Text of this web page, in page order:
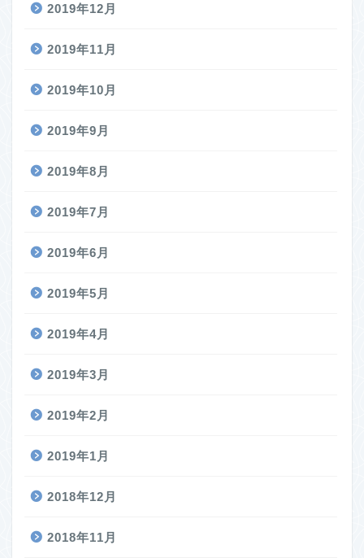
2019年12月
2019年11月
2019年10月
2019年9月
2019年8月
2019年7月
2019年6月
2019年5月
2019年4月
2019年3月
2019年2月
2019年1月
2018年12月
2018年11月